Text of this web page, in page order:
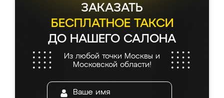
ЗАКАЗАТЬ
БЕСПЛАТНОЕ ТАКСИ
ДО НАШЕГО САЛОНА
Из любой точки Москвы и
Московской области!